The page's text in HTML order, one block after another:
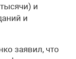
и
и
заявил, что